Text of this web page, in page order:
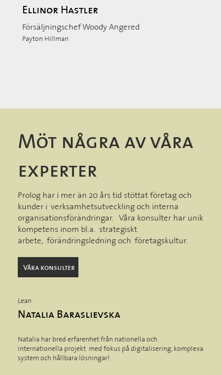
Ellinor Hastler
Försäljningschef Woody Angered
Payton Hillman
Våra konsulter
Prolog har i mer än 20 års tid stöttat företag och
kunder i verksamhetsutveckling och interna
organisationsförändringar. Våra konsulter har unik
kompetens inom bl.a. strategiskt
arbete, förändringsledning och företagskultur.
Möt några av våra
experter
Natalia har bred erfarenhet från nationella och
internationella projekt med fokus på digitalisering, komplexa
system och hållbara lösningar!
Natalia Baraslievska
Lean